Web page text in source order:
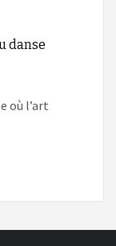
danse
où l’art